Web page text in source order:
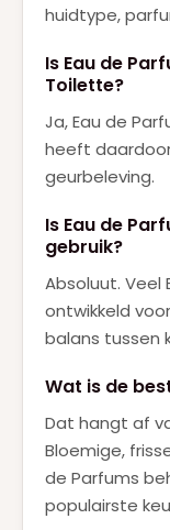
huidtype,
Is Eau de
Toilette?
Ja, Eau de
heeft
geurbeleving.
Is Eau de
gebruik?
Absoluut. Veel
ontwikkeld
balans tussen
Wat is de
Dat hangt af
Bloemige,
de Parfums
populairste